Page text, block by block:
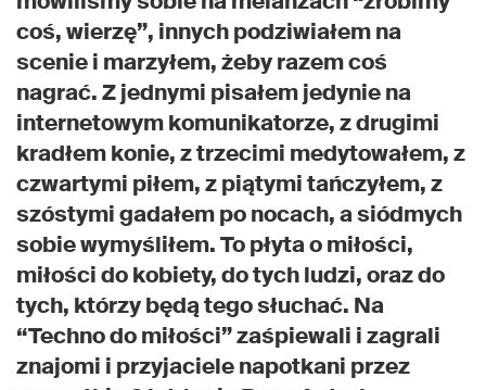
coś, wierzę”, innych podziwiałem na
scenie i marzyłem, żeby razem coś
nagrać. Z jednymi pisałem jedynie na
internetowym komunikatorze, z drugimi
kradłem konie, z trzecimi medytowałem, z
czwartymi piłem, z piątymi tańczyłem, z
szóstymi gadałem po nocach, a siódmych
sobie wymyśliłem. To płyta o miłości,
miłości do kobiety, do tych ludzi, oraz do
tych, którzy będą tego słuchać. Na
“Techno do miłości” zaśpiewali i zagrali
znajomi i przyjaciele napotkani przez